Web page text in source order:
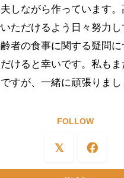
しながら作っています。
ただけるよう日々努力
者の食事に関する疑問
だけると幸いです。私もま
すが、一緒に頑張りまし
FOLLOW